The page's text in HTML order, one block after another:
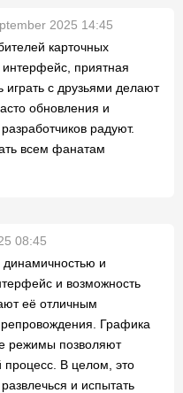
2025 14:45
карточных
приятная
играть с друзьями делают
обновления и
радуют.
всем фанатам
08:45
динамичностью и
и возможность
её отличным
Графика
режимы позволяют
процесс. В целом, это
и испытать